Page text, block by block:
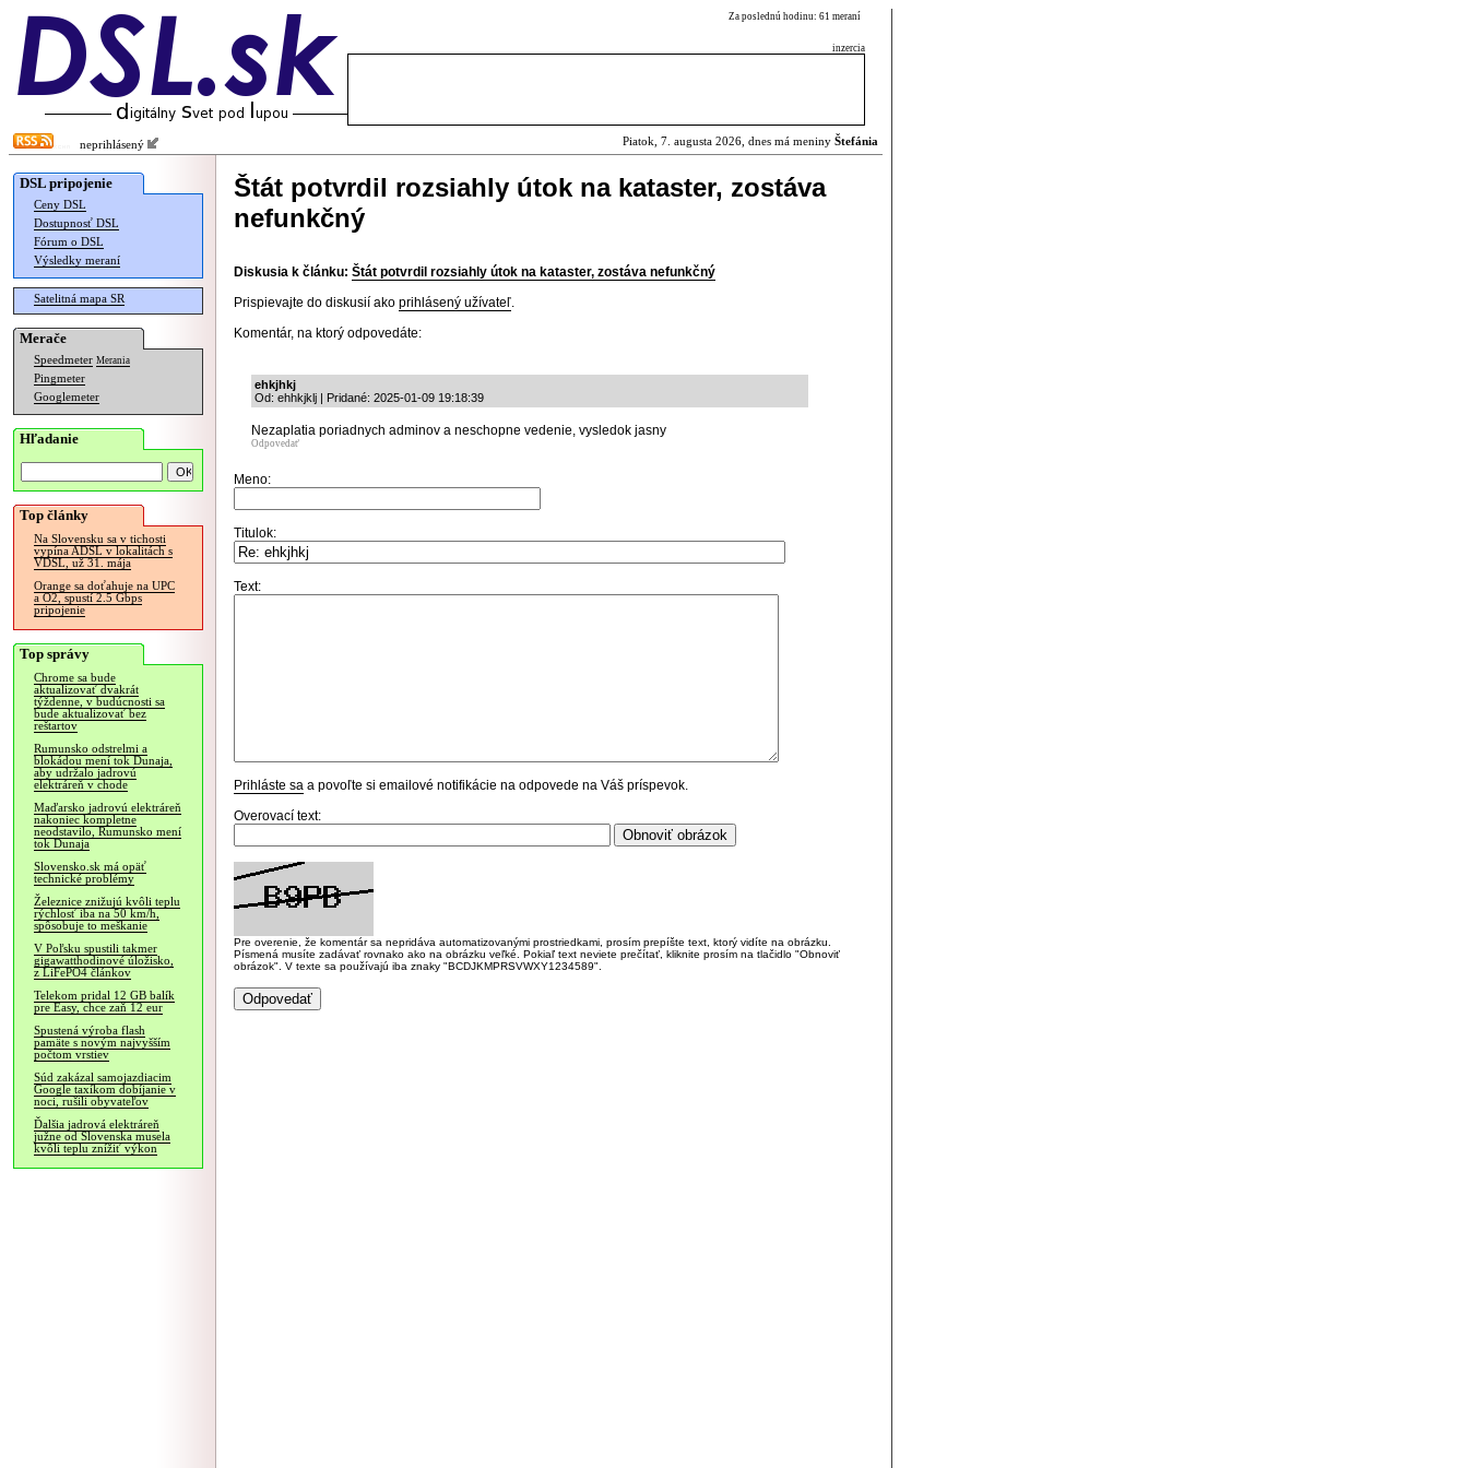
Za poslednú hodinu: 61 meraní
inzercia
neprihlásený Piatok, 7. augusta 2026, dnes má meniny Štefánia
DSL pripojenie
Ceny DSL
Dostupnosť DSL
Fórum o DSL
Výsledky meraní
Satelitná mapa SR
Merače
Speedmeter Merania
Pingmeter
Googlemeter
Hľadanie
Top články
Na Slovensku sa v tichosti
vypína ADSL v lokalitách s
VDSL, už 31. mája
Orange sa doťahuje na UPC
a O2, spustí 2.5 Gbps
pripojenie
Top správy
Chrome sa bude
aktualizovať dvakrát
týždenne, v budúcnosti sa
bude aktualizovať bez
reštartov
Rumunsko odstrelmi a
blokádou mení tok Dunaja,
aby udržalo jadrovú
elektráreň v chode
Maďarsko jadrovú elektráreň
nakoniec kompletne
neodstavilo, Rumunsko mení
tok Dunaja
Slovensko.sk má opäť
technické problémy
Železnice znižujú kvôli teplu
rýchlosť iba na 50 km/h,
spôsobuje to meškanie
V Poľsku spustili takmer
gigawatthodinové úložisko,
z LiFePO4 článkov
Telekom pridal 12 GB balík
pre Easy, chce zaň 12 eur
Spustená výroba flash
pamäte s novým najvyšším
počtom vrstiev
Súd zakázal samojazdiacim
Google taxíkom dobíjanie v
noci, rušili obyvateľov
Ďalšia jadrová elektráreň
južne od Slovenska musela
kvôli teplu znížiť výkon
Štát potvrdil rozsiahly útok na kataster, zostáva
nefunkčný
Diskusia k článku: Štát potvrdil rozsiahly útok na kataster, zostáva nefunkčný
Prispievajte do diskusií ako prihlásený užívateľ.
Komentár, na ktorý odpovedáte:
ehkjhkj
Od: ehhkjklj | Pridané: 2025-01-09 19:18:39
Nezaplatia poriadnych adminov a neschopne vedenie, vysledok jasny
Odpovedať
Meno:
Titulok:
Text:
Prihláste sa a povoľte si emailové notifikácie na odpovede na Váš príspevok.
Overovací text:
Pre overenie, že komentár sa nepridáva automatizovanými prostriedkami, prosím prepíšte text, ktorý vidíte na obrázku.
Písmená musíte zadávať rovnako ako na obrázku veľké. Pokiaľ text neviete prečítať, kliknite prosím na tlačidlo "Obnoviť
obrázok". V texte sa používajú iba znaky "BCDJKMPRSVWXY1234589".